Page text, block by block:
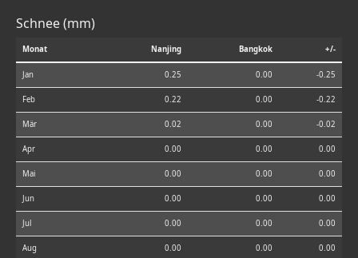
Schnee (mm)
Monat Nanjing Bangkok +/-
Jan 0.25 0.00 -0.25
Feb 0.22 0.00 -0.22
Mär 0.02 0.00 -0.02
Apr 0.00 0.00 0.00
Mai 0.00 0.00 0.00
Jun 0.00 0.00 0.00
Jul 0.00 0.00 0.00
Aug 0.00 0.00 0.00